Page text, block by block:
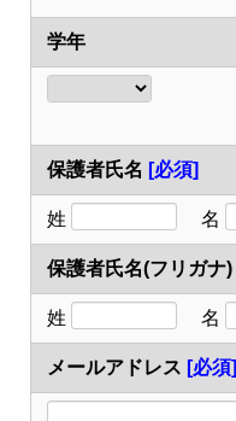
学年
保護者氏名 [必須]
姓 名
保護者氏名(フリガナ)
姓 名
メールアドレス [必須]